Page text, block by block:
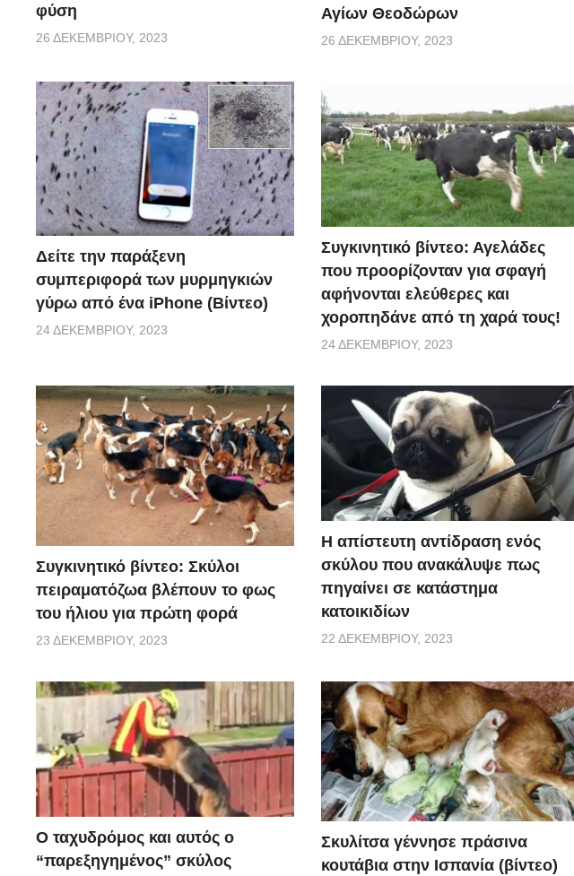
φύση
26 ΔΕΚΕΜΒΡΊΟΥ, 2023
Αγίων Θεοδώρων
26 ΔΕΚΕΜΒΡΊΟΥ, 2023
Δείτε την παράξενη
συμπεριφορά των μυρμηγκιών
γύρω από ένα iPhone (Βίντεο)
24 ΔΕΚΕΜΒΡΊΟΥ, 2023
Συγκινητικό βίντεο: Αγελάδες
που προορίζονταν για σφαγή
αφήνονται ελεύθερες και
χοροπηδάνε από τη χαρά τους!
24 ΔΕΚΕΜΒΡΊΟΥ, 2023
Συγκινητικό βίντεο: Σκύλοι
πειραματόζωα βλέπουν το φως
του ήλιου για πρώτη φορά
23 ΔΕΚΕΜΒΡΊΟΥ, 2023
Η απίστευτη αντίδραση ενός
σκύλου που ανακάλυψε πως
πηγαίνει σε κατάστημα
κατοικιδίων
22 ΔΕΚΕΜΒΡΊΟΥ, 2023
Ο ταχυδρόμος και αυτός ο
“παρεξηγημένος” σκύλος
Σκυλίτσα γέννησε πράσινα
κουτάβια στην Ισπανία (βίντεο)